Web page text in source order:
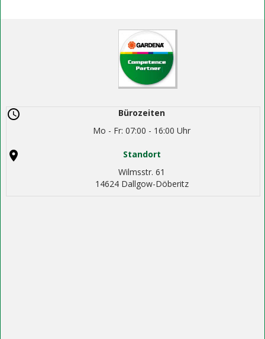
Bürozeiten
Mo - Fr: 07:00 - 16:00 Uhr
Standort
Wilmsstr. 61
14624 Dallgow-Döberitz